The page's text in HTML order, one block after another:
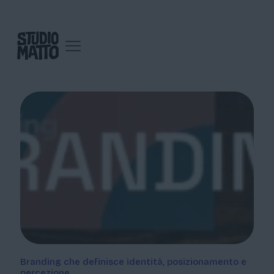
Branding che definisce identità, posizionamento e